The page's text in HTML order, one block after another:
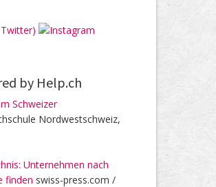
by Help.ch
Schweizer
Nordwestschweiz,
Unternehmen nach
finden swiss-press.com /